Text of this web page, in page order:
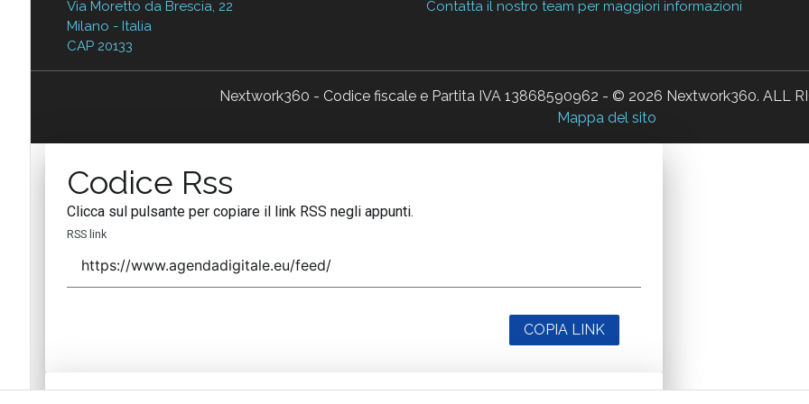
Via Moretto da Brescia, 22
Milano - Italia
CAP 20133
Contatta il nostro team per maggiori informazioni
Nextwork360 - Codice fiscale e Partita IVA 13868590962 - © 2026 Nextwork360. ALL
Mappa del sito
Codice Rss
Clicca sul pulsante per copiare il link RSS negli appunti.
RSS link
COPIA LINK